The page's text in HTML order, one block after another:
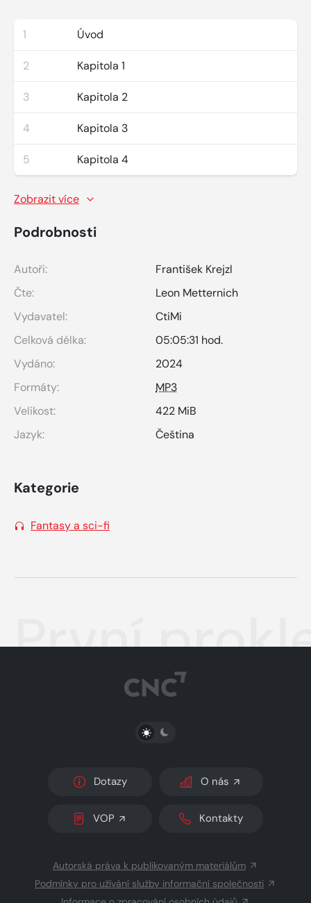
1 Úvod
2 Kapitola 1
3 Kapitola 2
4 Kapitola 3
5 Kapitola 4
Zobrazit více
Podrobnosti
Autoři:
František Krejzl
Čte:
Leon Metternich
Vydavatel:
CtiMi
Celková délka:
05:05:31 hod.
Vydáno:
2024
Formáty:
MP3
Velikost:
422 MiB
Jazyk:
Čeština
Kategorie
Fantasy a sci-fi
První
PŘEPNOUT SVĚTLÝ/TMAVÝ REŽIM
Dotazy O nás
VOP Kontakty
Autorská práva k publikovaným materiálům
Podmínky pro užívání služby informační společnosti